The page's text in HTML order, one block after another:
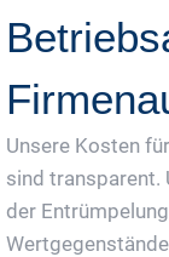
Unsere Kosten
sind transparent.
der